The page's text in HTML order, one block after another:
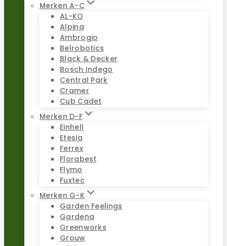
Merken A-C
AL-KO
Alpina
Ambrogio
Belrobotics
Black & Decker
Bosch Indego
Central Park
Cramer
Cub Cadet
Merken D-F
Einhell
Etesia
Ferrex
Florabest
Flymo
Fuxtec
Merken G-K
Garden Feelings
Gardena
Greenworks
Grouw